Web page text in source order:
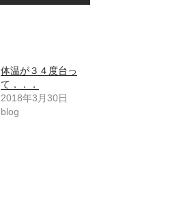
体温が３４度台っ
て．．．
2018年3月30日
blog